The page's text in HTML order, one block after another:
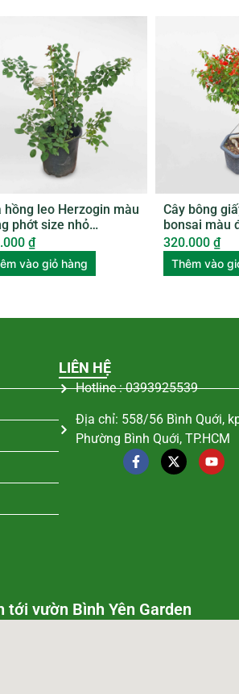
hồng leo Herzogin màu
phớt size nhỏ
₫
vào giỏ hàng
Cây bông
bonsai màu
BGTL003
320.000 ₫
Thêm vào
LIÊN HỆ
Hotline : 0393925539
Địa chỉ: 558/56 Bình Quới,
Phường Bình Quới, TP.HCM
tới vườn Bình Yên Garden